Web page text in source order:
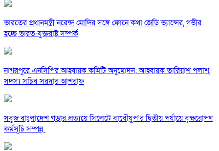
ভারতের প্রধানমন্ত্রী নরেন্দ্র মোদির সঙ্গে ফোনে কথা জেডি ভ্যান্সের, গভীর
হচ্ছে ভারত-যুক্তরাষ্ট্র সম্পর্ক
নাগরপুরে এনসিপির আহ্বায়ক কমিটি অনুমোদন: আহ্বায়ক তারিয়াশ পলাশ,
সদস্য সচিব সরদার আশরাফ
সবুজ বাংলাদেশ গড়ার প্রত্যয়ে সিলেটে বাবৌযুপ’র দ্বিতীয় পর্যায়ে বৃক্ষরোপণ
কর্মসূচি সম্পন্ন